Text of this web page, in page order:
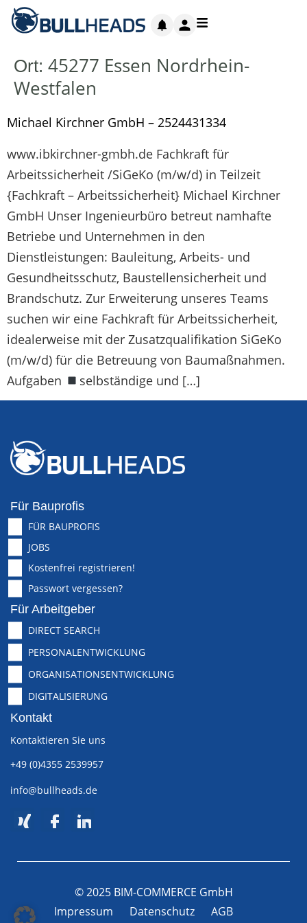
Ort: 45277 Essen Nordrhein-
Westfalen
Michael Kirchner GmbH – 2524431334
www.ibkirchner-gmbh.de Fachkraft für
Arbeitssicherheit /SiGeKo (m/w/d) in Teilzeit
{Fachkraft – Arbeitssicherheit} Michael Kirchner
GmbH Unser Ingenieurbüro betreut namhafte
Betriebe und Unternehmen in den
Dienstleistungen: Bauleitung, Arbeits- und
Gesundheitsschutz, Baustellensicherheit und
Brandschutz. Zur Erweiterung unseres Teams
suchen wir eine Fachkraft für Arbeitssicherheit,
idealerweise mit der Zusatzqualifikation SiGeKo
(m/w/d) für die Betreuung von Baumaßnahmen.
Aufgaben
selbständige und […]
Für Bauprofis
FÜR BAUPROFIS
JOBS
Kostenfrei registrieren!
Passwort vergessen?
Für Arbeitgeber
DIRECT SEARCH
PERSONALENTWICKLUNG
ORGANISATIONSENTWICKLUNG
DIGITALISIERUNG
Kontakt
Kontaktieren Sie uns
+49 (0)4355 2539957
info@bullheads.de
© 2025 BIM-COMMERCE GmbH
Impressum
Datenschutz AGB